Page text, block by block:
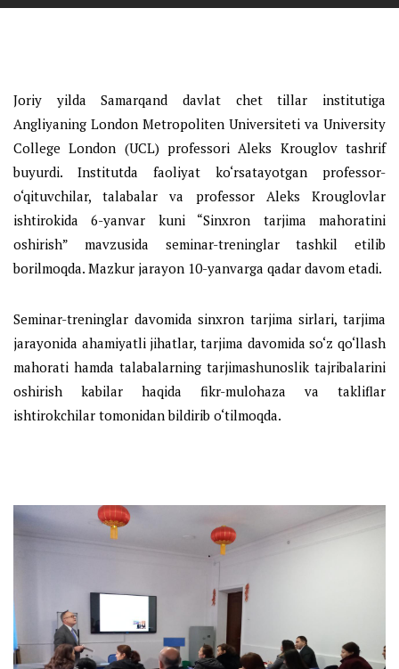
Joriy yilda Samarqand davlat chet tillar institutiga
Angliyaning London Metropoliten Universiteti va University
College London (UCL) professori Aleks Krouglov tashrif
buyurdi. Institutda faoliyat ko‘rsatayotgan professor-
o‘qituvchilar, talabalar va professor Aleks Krouglovlar
ishtirokida 6-yanvar kuni “Sinxron tarjima mahoratini
oshirish” mavzusida seminar-treninglar tashkil etilib
borilmoqda. Mazkur jarayon 10-yanvarga qadar davom etadi.
Seminar-treninglar davomida sinxron tarjima sirlari, tarjima
jarayonida ahamiyatli jihatlar, tarjima davomida so‘z qo‘llash
mahorati hamda talabalarning tarjimashunoslik tajribalarini
oshirish kabilar haqida fikr-mulohaza va takliflar
ishtirokchilar tomonidan bildirib o‘tilmoqda.